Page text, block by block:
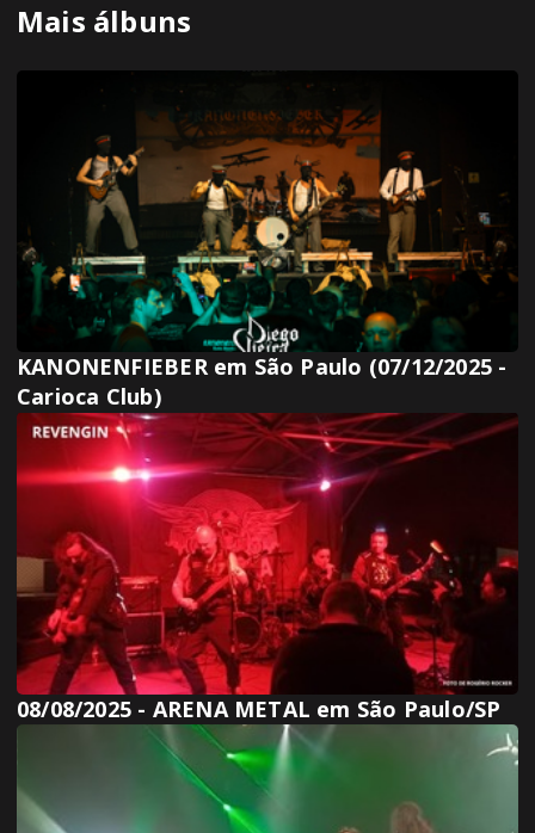
Mais álbuns
KANONENFIEBER em São Paulo (07/12/2025 -
Carioca Club)
08/08/2025 - ARENA METAL em São Paulo/SP